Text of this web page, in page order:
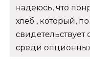
надеюсь, что
хлеб , который,
среди